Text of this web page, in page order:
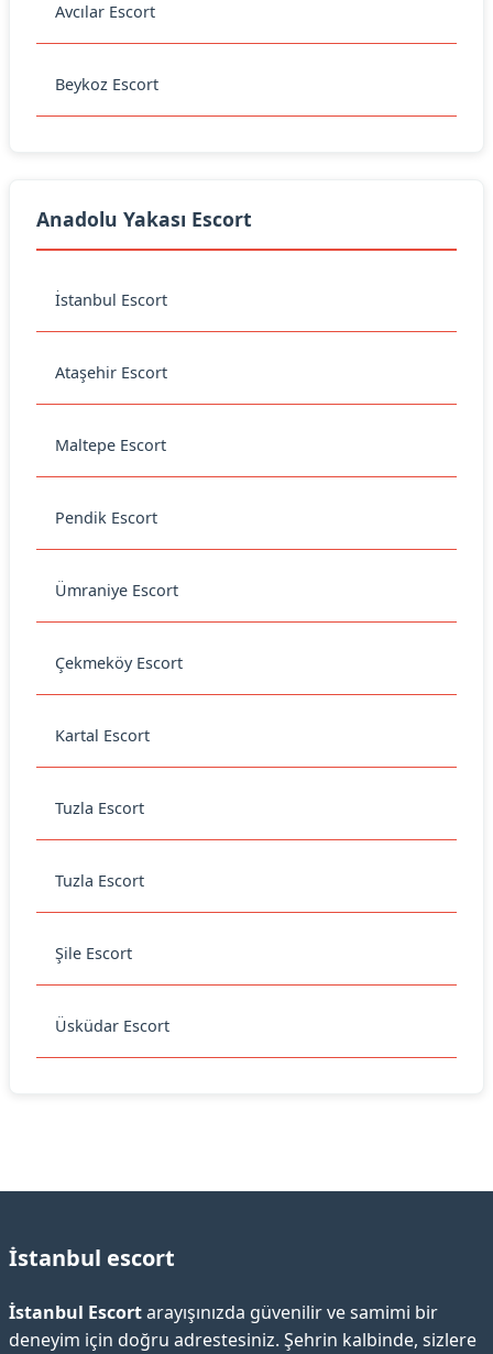
Avcılar Escort
Beykoz Escort
Anadolu Yakası Escort
İstanbul Escort
Ataşehir Escort
Maltepe Escort
Pendik Escort
Ümraniye Escort
Çekmeköy Escort
Kartal Escort
Tuzla Escort
Tuzla Escort
Şile Escort
Üsküdar Escort
İstanbul escort
İstanbul Escortarayışınızda güvenilir ve samimi bir
deneyim için doğru adrestesiniz. Şehrin kalbinde, sizlere